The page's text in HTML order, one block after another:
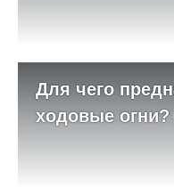
Для чего
ходовые огни?